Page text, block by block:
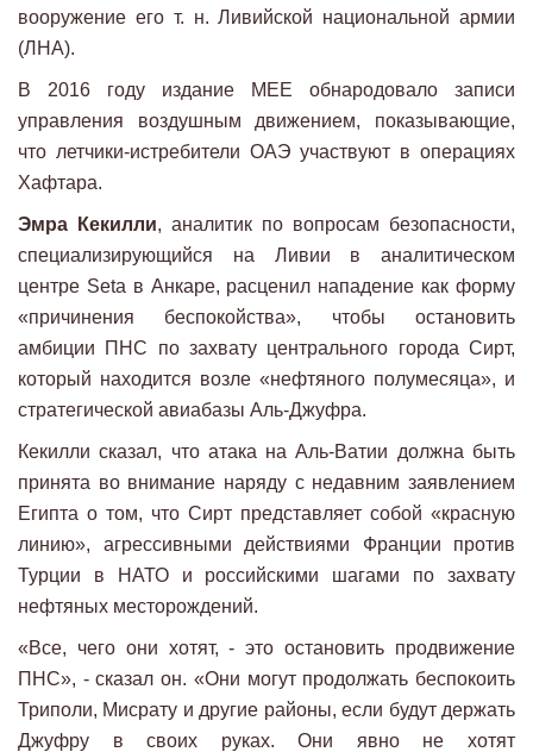
вооружение его т. н. Ливийской национальной армии
(ЛНА).
В 2016 году издание MEE обнародовало записи
управления воздушным движением, показывающие,
что летчики-истребители ОАЭ участвуют в операциях
Хафтара.
Эмра Кекилли, аналитик по вопросам безопасности,
специализирующийся на Ливии в аналитическом
центре Seta в Анкаре, расценил нападение как форму
«причинения беспокойства», чтобы остановить
амбиции ПНС по захвату центрального города Сирт,
который находится возле «нефтяного полумесяца», и
стратегической авиабазы Аль-Джуфра.
Кекилли сказал, что атака на Аль-Ватии должна быть
принята во внимание наряду с недавним заявлением
Египта о том, что Сирт представляет собой «красную
линию», агрессивными действиями Франции против
Турции в НАТО и российскими шагами по захвату
нефтяных месторождений.
«Все, чего они хотят, - это остановить продвижение
ПНС», - сказал он. «Они могут продолжать беспокоить
Триполи, Мисрату и другие районы, если будут держать
Джуфру в своих руках. Они явно не хотят